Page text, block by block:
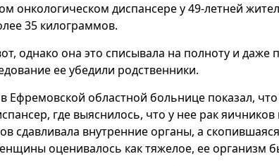
онкологическом диспансере у 49-летней
35 килограммов.
однако она это списывала на полноту и даже
ее убедили родственники.
Ефремовской областной больнице показал,
где выяснилось, что у нее рак
сдавливала внутренние органы, а
оценивалось как тяжелое, ее организм